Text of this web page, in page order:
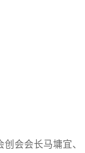
会会长马墉宜、